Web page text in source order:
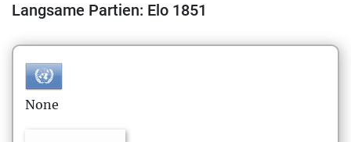
Langsame Partien: Elo 1851
None